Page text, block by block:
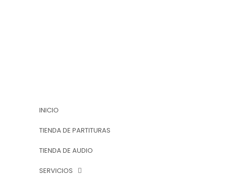
INICIO
TIENDA DE PARTITURAS
TIENDA DE AUDIO
SERVICIOS